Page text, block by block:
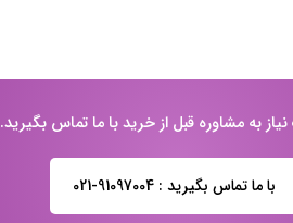
به مشاوره قبل از خرید با ما تماس بگیرید.
با ما تماس بگیرید : 91097004-021